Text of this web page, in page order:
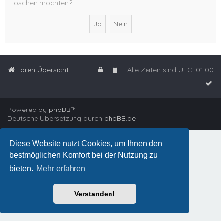
Diese Website nutzt Cookies, um Ihnen den
bestmöglichen Komfort bei der Nutzung zu
bieten. Mehr erfahren
Verstanden!
löschen möchten?
Foren-Übersicht Alle Zeiten sind UTC+01:00
Powered by phpBB™
Deutsche Übersetzung durch phpBB.de